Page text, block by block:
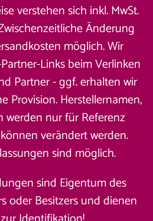
verstehen sich inkl. MwSt.
Änderung
möglich. Wir
Links beim Verlinken
Partner - ggf. erhalten wir
Provision. Herstellernamen,
werden nur für Referenz
verändert werden.
sind möglich.
sind Eigentum des
oder Besitzers und dienen